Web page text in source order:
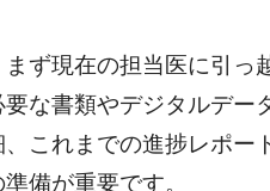
ず現在の担当医に引っ
な書類やデジタルデ
これまでの進捗レポ
備が重要です。